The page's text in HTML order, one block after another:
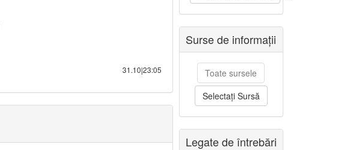
31.10|23:05
Surse de informații
Toate sursele
Selectați Sursă
Legate de întrebări